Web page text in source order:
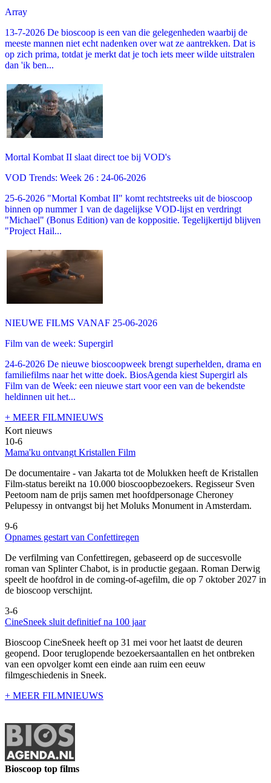
Array
13-7-2026 De bioscoop is een van die gelegenheden waarbij de
meeste mannen niet echt nadenken over wat ze aantrekken. Dat is
op zich prima, totdat je merkt dat je toch iets meer wilde uitstralen
dan 'ik ben...
Mortal Kombat II slaat direct toe bij VOD's
VOD Trends: Week 26 : 24-06-2026
25-6-2026 "Mortal Kombat II" komt rechtstreeks uit de bioscoop
binnen op nummer 1 van de dagelijkse VOD-lijst en verdringt
"Michael" (Bonus Edition) van de koppositie. Tegelijkertijd blijven
"Project Hail...
NIEUWE FILMS VANAF 25-06-2026
Film van de week: Supergirl
24-6-2026 De nieuwe bioscoopweek brengt superhelden, drama en
familiefilms naar het witte doek. BiosAgenda kiest Supergirl als
Film van de Week: een nieuwe start voor een van de bekendste
heldinnen uit het...
+ MEER FILMNIEUWS
Kort nieuws
10-6
Mama'ku ontvangt Kristallen Film
De documentaire - van Jakarta tot de Molukken heeft de Kristallen
Film-status bereikt na 10.000 bioscoopbezoekers. Regisseur Sven
Peetoom nam de prijs samen met hoofdpersonage Cheroney
Pelupessy in ontvangst bij het Moluks Monument in Amsterdam.
9-6
Opnames gestart van Confettiregen
De verfilming van Confettiregen, gebaseerd op de succesvolle
roman van Splinter Chabot, is in productie gegaan. Roman Derwig
speelt de hoofdrol in de coming-of-agefilm, die op 7 oktober 2027 in
de bioscoop verschijnt.
3-6
CineSneek sluit definitief na 100 jaar
Bioscoop CineSneek heeft op 31 mei voor het laatst de deuren
geopend. Door teruglopende bezoekersaantallen en het ontbreken
van een opvolger komt een einde aan ruim een eeuw
filmgeschiedenis in Sneek.
+ MEER FILMNIEUWS
Bioscoop top films